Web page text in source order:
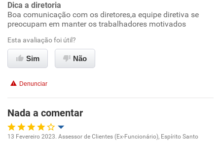
Conciliação com a vida familiar
Benefícios
Recomenda esta empresa
Dica a diretoria
Boa comunicação com os diretores,a equipe diretiva se
preocupam em manter os trabalhadores motivados
Esta avaliação foi útil?
Sim Não
Denunciar
Nada a comentar
13 Fevereiro 2023. Assessor de Clientes (Ex-Funcionário), Espírito Santo